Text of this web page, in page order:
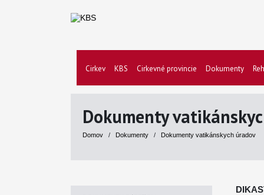
Cirkev KBS Cirkevné provincie Dokumenty
Dokumenty
Domov / Dokumenty / Dokumenty vatikánskych úradov